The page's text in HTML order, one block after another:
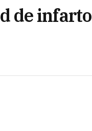
de infarto